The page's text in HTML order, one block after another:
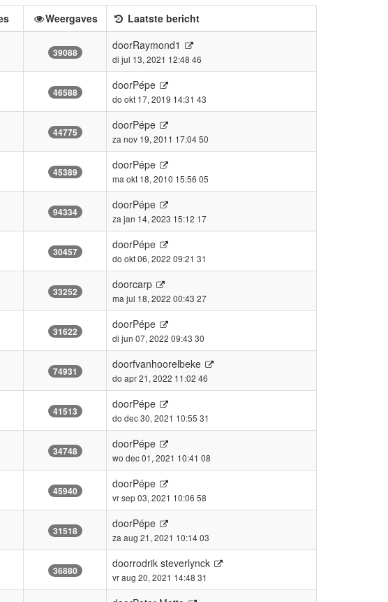
Weergaves
Laatste bericht
39088
doorRaymond1
di jul 13, 2021 12:48 46
46588
doorPépe
do okt 17, 2019 14:31 43
44775
doorPépe
za nov 19, 2011 17:04 50
45389
doorPépe
ma okt 18, 2010 15:56 05
94334
doorPépe
za jan 14, 2023 15:12 17
30457
doorPépe
do okt 06, 2022 09:21 31
33252
doorcarp
ma jul 18, 2022 00:43 27
31622
doorPépe
di jun 07, 2022 09:43 30
74931
doorfvanhoorelbeke
do apr 21, 2022 11:02 46
41513
doorPépe
do dec 30, 2021 10:55 31
34748
doorPépe
wo dec 01, 2021 10:41 08
45940
doorPépe
vr sep 03, 2021 10:06 58
31518
doorPépe
za aug 21, 2021 10:14 03
36880
doorrodrik steverlynck
vr aug 20, 2021 14:48 31